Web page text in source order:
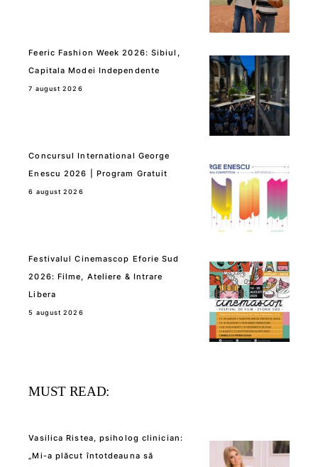
Feeric Fashion Week 2026: Sibiul,
Capitala Modei Independente
7 august 2026
Concursul International George
Enescu 2026 | Program Gratuit
6 august 2026
Festivalul Cinemascop Eforie Sud
2026: Filme, Ateliere & Intrare
Libera
5 august 2026
MUST READ:
Vasilica Ristea, psiholog clinician:
„Mi-a plăcut întotdeauna să